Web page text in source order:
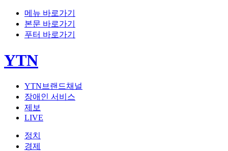
메뉴 바로가기
본문 바로가기
푸터 바로가기
YTN
YTN브랜드채널
장애인 서비스
제보
LIVE
정치
경제